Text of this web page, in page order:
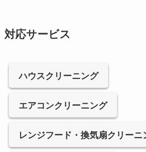
対応サービス
ハウスクリーニング
エアコンクリーニング
レンジフード・換気扇クリーニ